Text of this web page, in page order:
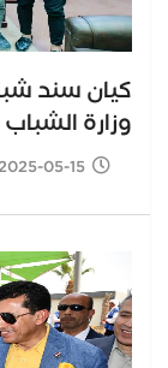
كيان سند
وزارة الشباب
05-15 5:21 PM